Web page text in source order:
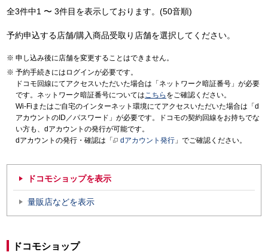
全3件中1 〜 3件目を表示しております。(50音順)
予約申込する店舗/購入商品受取り店舗を選択してください。
申し込み後に店舗を変更することはできません。
予約手続きにはログインが必要です。
ドコモ回線にてアクセスいただいた場合は「ネットワーク暗証番号」が必要
です。ネットワーク暗証番号についてはこちら をご確認ください。
Wi-Fiまたはご自宅のインターネット環境にてアクセスいただいた場合は「d
アカウントのID／パスワード」が必要です。ドコモの契約回線をお持ちでな
い方も、dアカウントの発行が可能です。
dアカウントの発行・確認は「
dアカウント発行 」でご確認ください。
ドコモショップを表示
量販店などを表示
ドコモショップ